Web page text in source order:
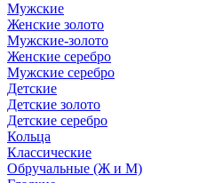
Мужские
Женские золото
Мужские-золото
Женские серебро
Мужские серебро
Детские
Детские золото
Детские серебро
Кольца
Классические
Обручальные (Ж и М)